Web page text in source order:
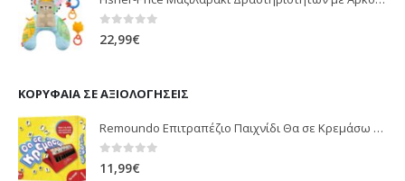
0 out of 5
22,99€
ΚΟΡΥΦΑΊΑ ΣΕ ΑΞΙΟΛΟΓΉΣΕΙΣ
Remoundo Επιτραπέζιο Παιχνίδι Θα σε Kρεμάσω για 2+ Παίκτες 6+ Ετών
0 out of 5
11,99€